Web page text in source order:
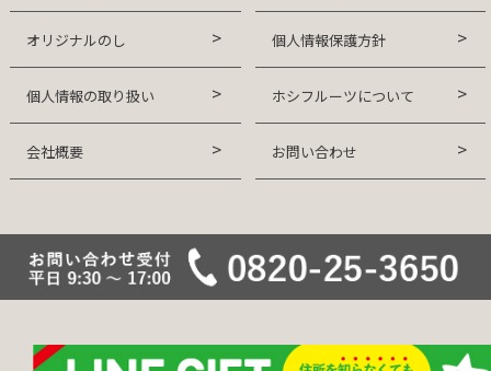
オリジナルのし 個人情報保護方針
個人情報の取り扱い ホシフルーツについて
会社概要 お問い合わせ